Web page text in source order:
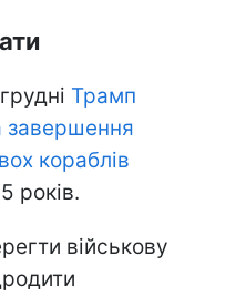
Трамп
завершення
кораблів
років.
військову